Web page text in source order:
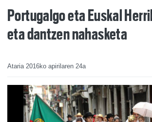
Portugalgo eta Euskal
eta dantzen nahasketa
Ataria 2016ko apirilaren 24a